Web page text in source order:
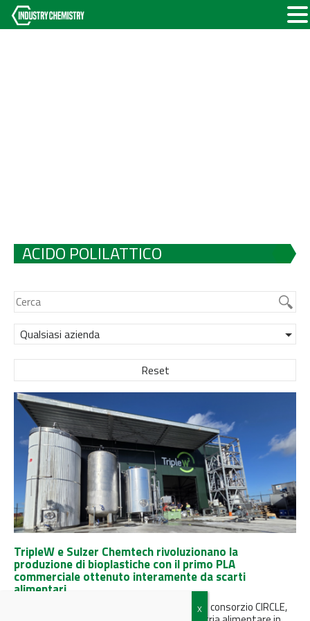
ACIDO POLILATTICO
Qualsiasi azienda
Reset
TripleW e Sulzer Chemtech rivoluzionano la
produzione di bioplastiche con il primo PLA
commerciale ottenuto interamente da scarti
alimentari
Il nuovo processo, sviluppato nell’ambito del consorzio CIRCLE,